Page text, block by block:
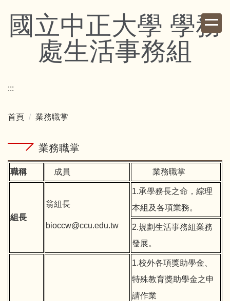
主國立中正大學 學務
處生活事務組
:::
首頁 業務職掌
業務職掌
職稱 成員 業務職掌
組長
翁組長
bioccw@ccu.edu.tw
1.承學務長之命，綜理
本組及各項業務。
2.規劃生活事務組業務
發展。
1.校外各項獎助學金、
特殊教育獎助學金之申
請作業